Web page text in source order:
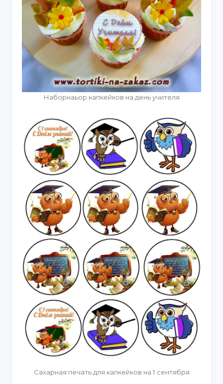
Наборнаьор капкейков на день учителя
Сахарная печать для капкейков на 1 сентября